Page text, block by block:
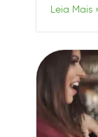
Leia Mais